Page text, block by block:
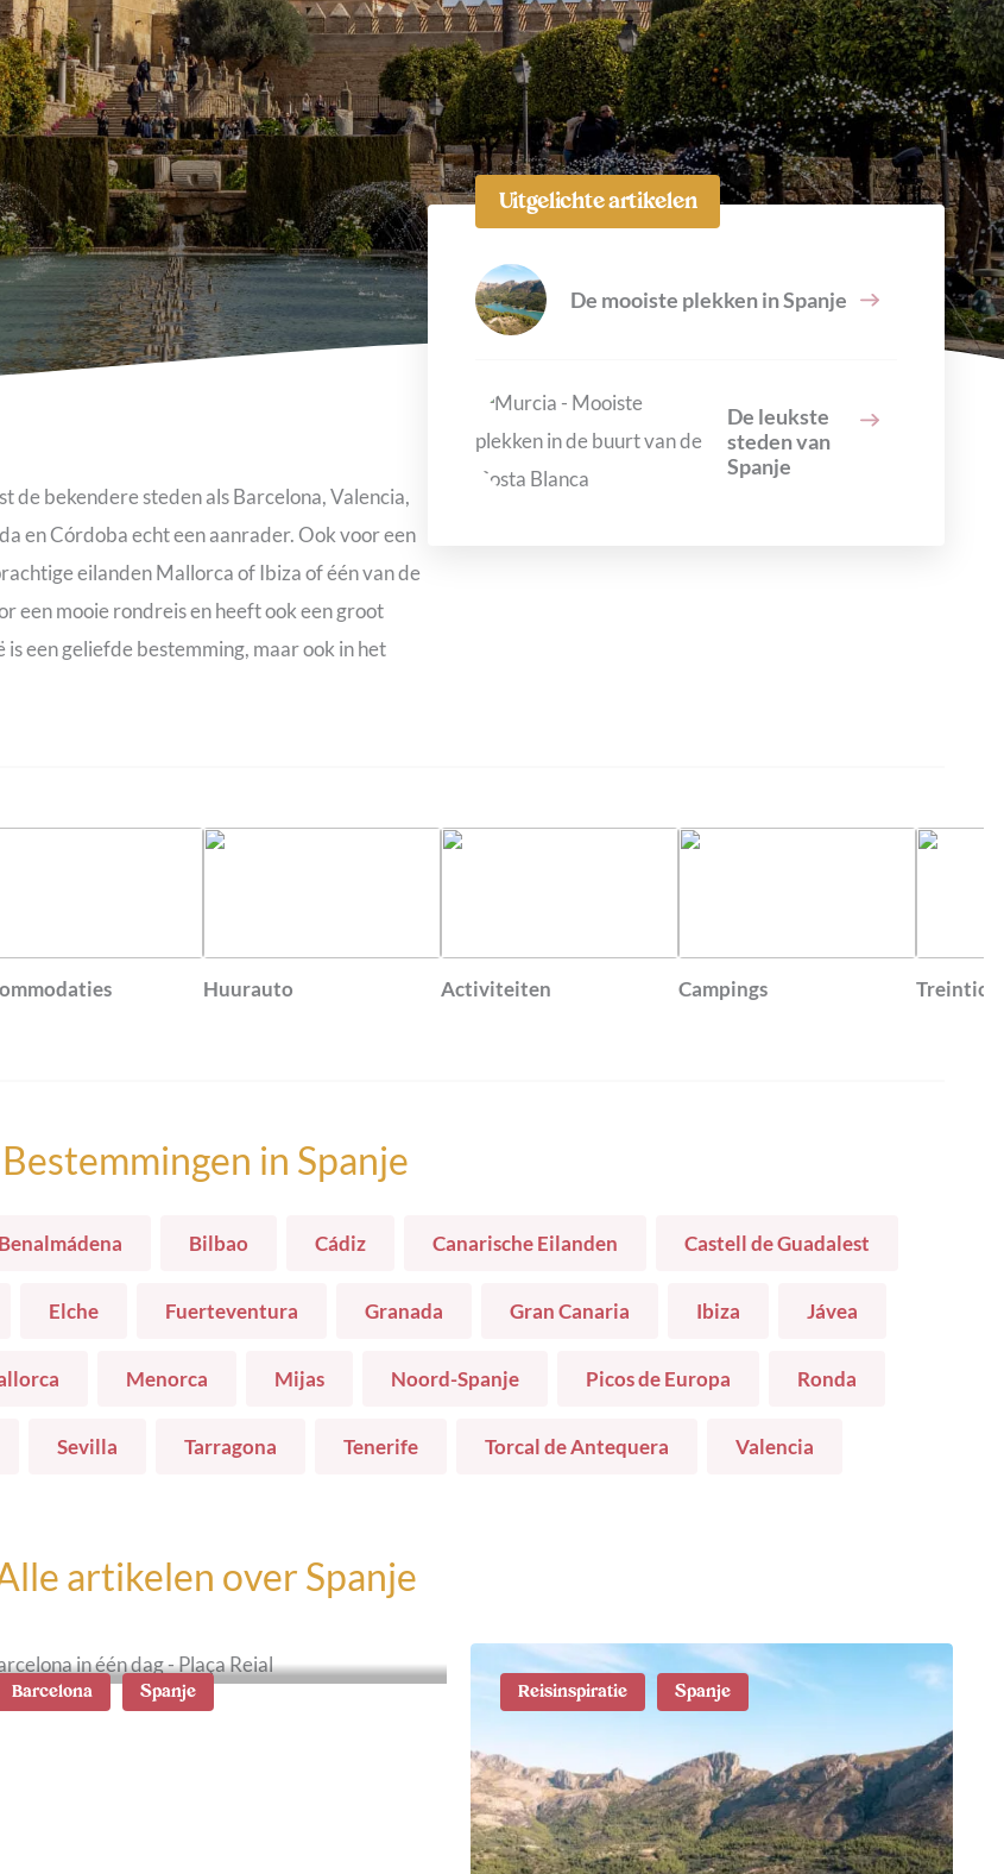
de bekendere steden als Barcelona, Valencia,
en Córdoba echt een aanrader. Ook voor een
eilanden Mallorca of Ibiza of één van de
een mooie rondreis en heeft ook een groot
een geliefde bestemming, maar ook in het
Uitgelichte artikelen
De mooiste plekken in Spanje
De leukste
steden van
Spanje
Huurauto Activiteiten Campings
Bestemmingen in Spanje
Benalmádena Bilbao Cádiz Canarische Eilanden Castell de Guadalest
Elche Fuerteventura Granada Gran Canaria Ibiza Jávea
Menorca Mijas Noord-Spanje Picos de Europa Ronda
Sevilla Tarragona Tenerife Torcal de Antequera Valencia
artikelen over Spanje
Barcelona Spanje Reisinspiratie Spanje